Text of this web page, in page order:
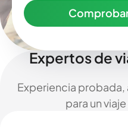
Expertos de
Experiencia
para un